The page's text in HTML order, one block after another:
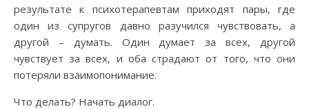
результате к психотерапевтам приходят пары, где
один из супругов давно разучился чувствовать, а
другой – думать. Один думает за всех, другой
чувствует за всех, и оба страдают от того, что они
потеряли взаимопонимание.
Что делать? Начать диалог.